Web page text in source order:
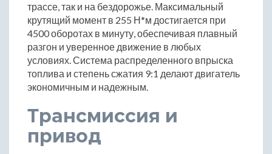
трассе, так и на бездорожье. Максимальный
крутящий момент в 255 Н*м достигается при
4500 оборотах в минуту, обеспечивая плавный
разгон и уверенное движение в любых
условиях. Система распределенного впрыска
топлива и степень сжатия 9:1 делают двигатель
экономичным и надежным.
Трансмиссия и
привод